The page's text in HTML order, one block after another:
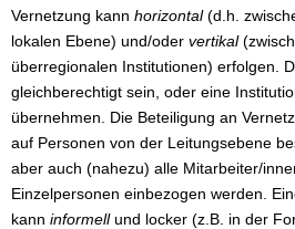
Vernetzung kann horizontal(d.h.
lokalen Ebene) und/oder vertikal
überregionalen Institutionen) erfolgen.
gleichberechtigt sein, oder eine
übernehmen. Die Beteiligung an
auf Personen von der Leitungsebene
aber auch (nahezu) alle Mitarbeiter/
Einzelpersonen einbezogen werden.
kann informellund locker (z.B. in der